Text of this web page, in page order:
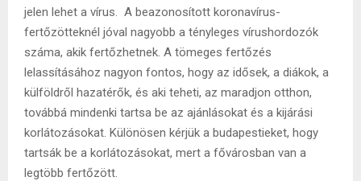
jelen lehet a vírus. A beazonosított koronavírus-
fertőzötteknél jóval nagyobb a tényleges vírushordozók
száma, akik fertőzhetnek. A tömeges fertőzés
lelassításához nagyon fontos, hogy az idősek, a diákok, a
külföldről hazatérők, és aki teheti, az maradjon otthon,
továbbá mindenki tartsa be az ajánlásokat és a kijárási
korlátozásokat. Különösen kérjük a budapestieket, hogy
tartsák be a korlátozásokat, mert a fővárosban van a
legtöbb fertőzött.